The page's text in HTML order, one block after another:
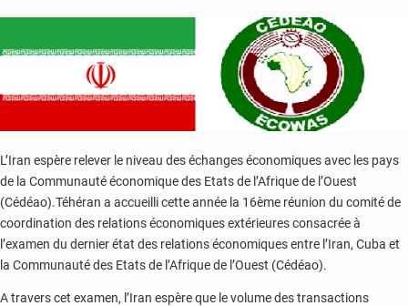
déjoué
recherché
L’Iran espère relever le niveau des échanges économiques avec les pays
de la Communauté économique des Etats de l’Afrique de l’Ouest
(Cédéao).Téhéran a accueilli cette année la 16ème réunion du comité de
coordination des relations économiques extérieures consacrée à
l’examen du dernier état des relations économiques entre l’Iran, Cuba et
la Communauté des Etats de l’Afrique de l’Ouest (Cédéao).
A travers cet examen, l’Iran espère que le volume des transactions